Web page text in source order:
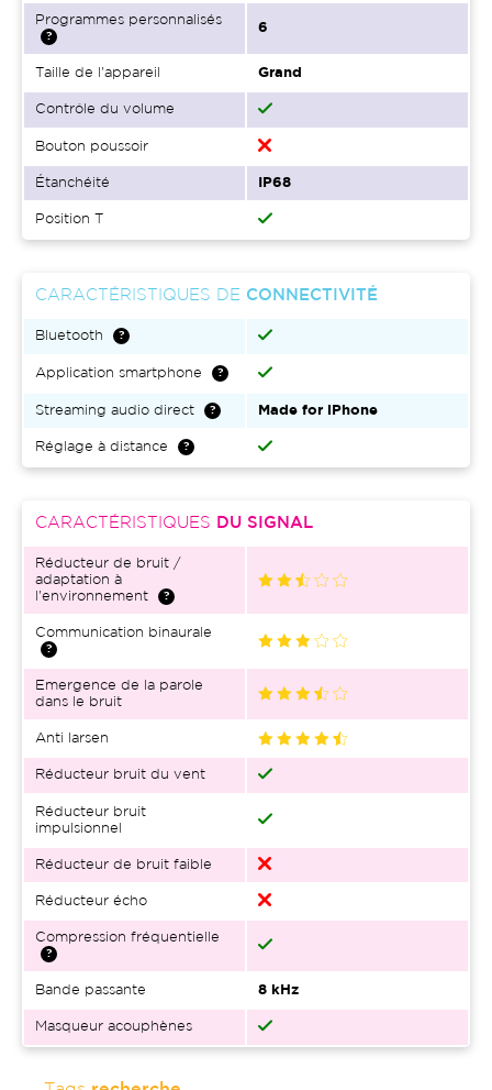
Programmes personnalisés
6
Taille de l'appareil Grand
Contrôle du volume
Bouton poussoir
Étanchéité IP68
Position T
CARACTÉRISTIQUES DE CONNECTIVITÉ
Bluetooth
Application smartphone
Streaming audio direct Made for iPhone
Réglage à distance
CARACTÉRISTIQUES DU SIGNAL
Réducteur de bruit /
adaptation à
l'environnement
Communication binaurale
Emergence de la parole
dans le bruit
Anti larsen
Réducteur bruit du vent
Réducteur bruit
impulsionnel
Réducteur de bruit faible
Réducteur écho
Compression fréquentielle
Bande passante 8 kHz
Masqueur acouphènes